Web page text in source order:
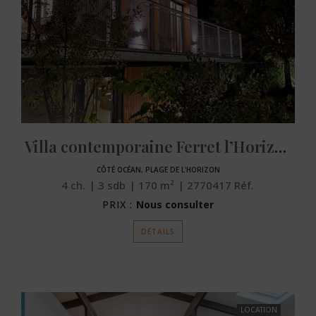
Villa contemporaine Ferret l’Horizon
CÔTÉ OCÉAN, PLAGE DE L'HORIZON
4 ch. 3 sdb 170 m² 2770417 Réf.
PRIX : Nous consulter
DÉTAILS
LOCATION